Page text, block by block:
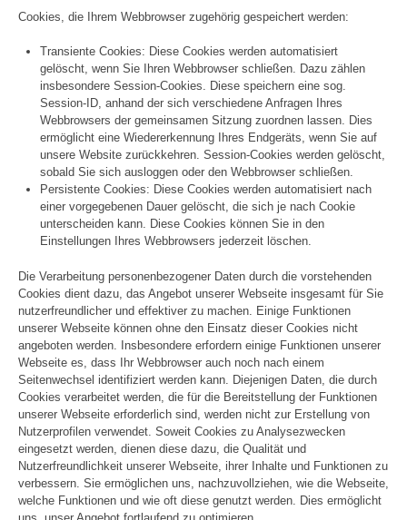
Cookies, die Ihrem Webbrowser zugehörig gespeichert werden:
Transiente Cookies: Diese Cookies werden automatisiert
gelöscht, wenn Sie Ihren Webbrowser schließen. Dazu zählen
insbesondere Session-Cookies. Diese speichern eine sog.
Session-ID, anhand der sich verschiedene Anfragen Ihres
Webbrowsers der gemeinsamen Sitzung zuordnen lassen. Dies
ermöglicht eine Wiedererkennung Ihres Endgeräts, wenn Sie auf
unsere Website zurückkehren. Session-Cookies werden gelöscht,
sobald Sie sich ausloggen oder den Webbrowser schließen.
Persistente Cookies: Diese Cookies werden automatisiert nach
einer vorgegebenen Dauer gelöscht, die sich je nach Cookie
unterscheiden kann. Diese Cookies können Sie in den
Einstellungen Ihres Webbrowsers jederzeit löschen.
Die Verarbeitung personenbezogener Daten durch die vorstehenden
Cookies dient dazu, das Angebot unserer Webseite insgesamt für Sie
nutzerfreundlicher und effektiver zu machen. Einige Funktionen
unserer Webseite können ohne den Einsatz dieser Cookies nicht
angeboten werden. Insbesondere erfordern einige Funktionen unserer
Webseite es, dass Ihr Webbrowser auch noch nach einem
Seitenwechsel identifiziert werden kann. Diejenigen Daten, die durch
Cookies verarbeitet werden, die für die Bereitstellung der Funktionen
unserer Webseite erforderlich sind, werden nicht zur Erstellung von
Nutzerprofilen verwendet. Soweit Cookies zu Analysezwecken
eingesetzt werden, dienen diese dazu, die Qualität und
Nutzerfreundlichkeit unserer Webseite, ihrer Inhalte und Funktionen zu
verbessern. Sie ermöglichen uns, nachzuvollziehen, wie die Webseite,
welche Funktionen und wie oft diese genutzt werden. Dies ermöglicht